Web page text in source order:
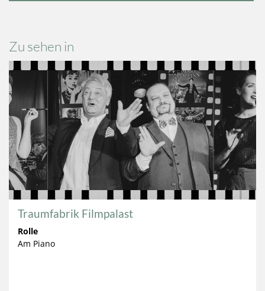
Zu sehen in
Traumfabrik Filmpalast
Rolle
Am Piano